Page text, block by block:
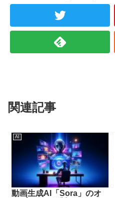
関連記事
AI
動画生成AI「Sora」のオ